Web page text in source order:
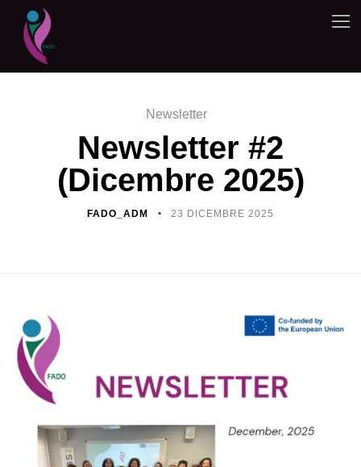
Newsletter
Newsletter #2
(Dicembre 2025)
FADO_ADM 23 DICEMBRE 2025